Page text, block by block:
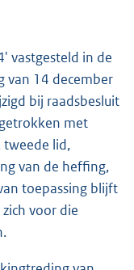
vastgesteld in de
van 14 december
bij raadsbesluit
met
tweede lid,
van de heffing,
toepassing blijft
voor die